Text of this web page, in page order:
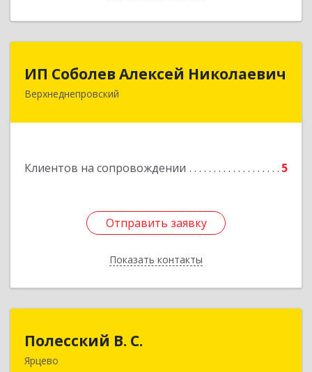
ИП Соболев Алексей Николаевич
Верхнеднепровский
Клиентов на сопровождении 5
Отправить заявку
Показать контакты
ИП Соболев Алексей Николаевич
Отправить заявку
Назад
Полесский В. С.
Ярцево